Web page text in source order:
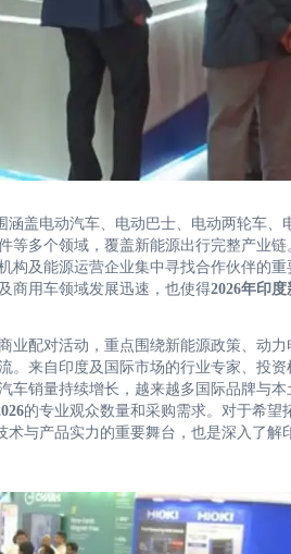
涵盖电动汽车、电动巴士、电动两轮车、
等多个领域，覆盖新能源出行完整产业
构及能源运营企业集中寻找合作伙伴的
商用车领域发展迅速，也使得2026年印
业配对活动，重点围绕新能源政策、动
。来自印度及国际市场的行业专家、投
车销量持续增长，越来越多国际品牌与
的专业观众数量和采购需求。对于希望
与产品实力的重要舞台，也是深入了解